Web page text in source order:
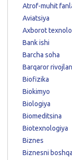
Atrof-muhit
Aviatsiya
Axborot
Bank ishi
Barcha soha
Barqaror
Biofizika
Biokimyo
Biologiya
Biomeditsina
Biotexnologiya
Biznes
Biznesni